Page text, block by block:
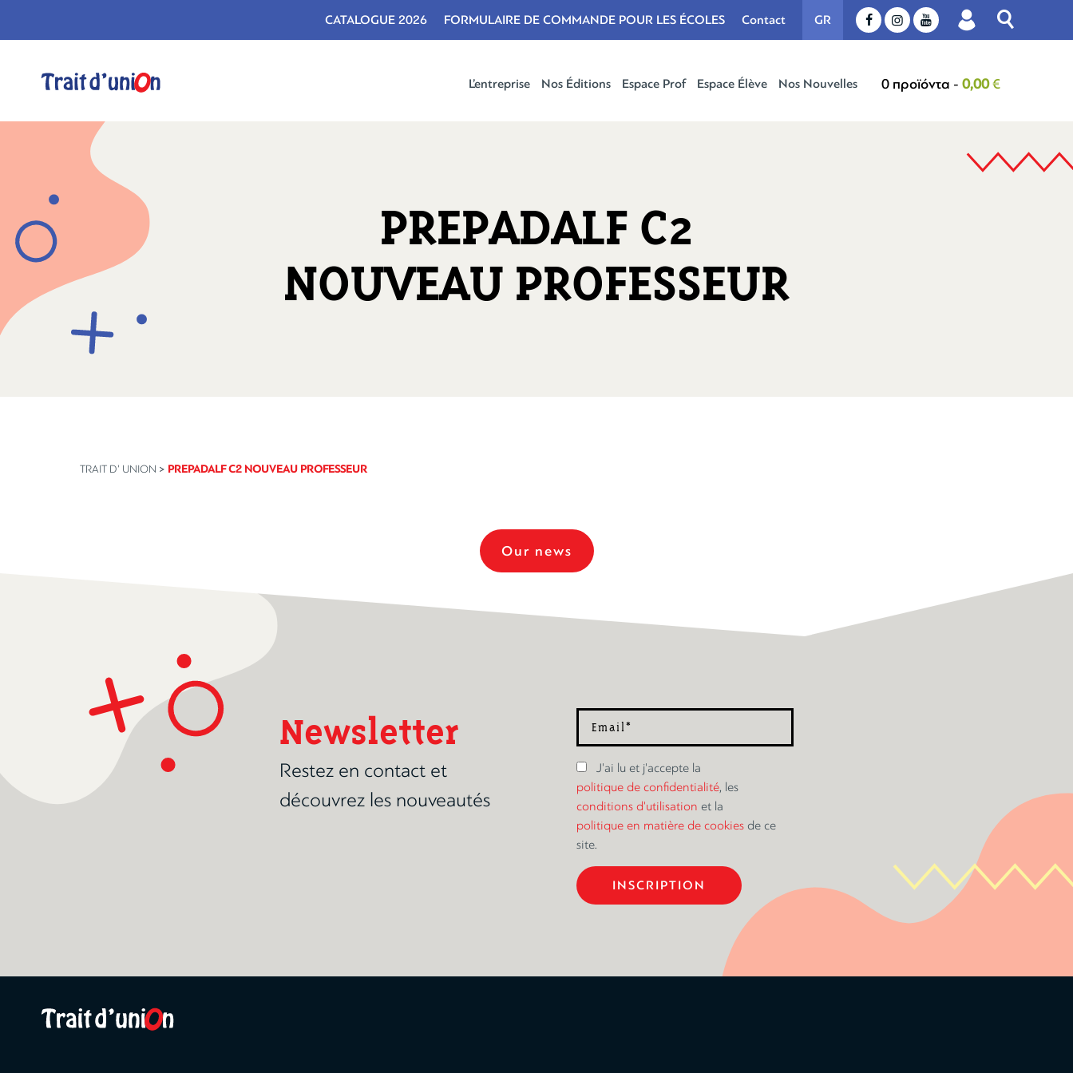

CATALOGUE 2026 FORMULAIRE DE COMMANDE POUR LES ÉCOLES Contact GR   
L’entreprise Nos Éditions Espace Prof Espace Élève Nos Nouvelles 0 προϊόντα - 0,00€
PREPADALF C2
NOUVEAU PROFESSEUR
TRAIT D' UNION > PREPADALF C2 NOUVEAU PROFESSEUR
Our news
Newsletter
Restez en contact et
découvrez les nouveautés
J'ai lu et j'accepte la
politique de confidentialité, les
conditions d'utilisation et la
politique en matière de cookies de ce
site.